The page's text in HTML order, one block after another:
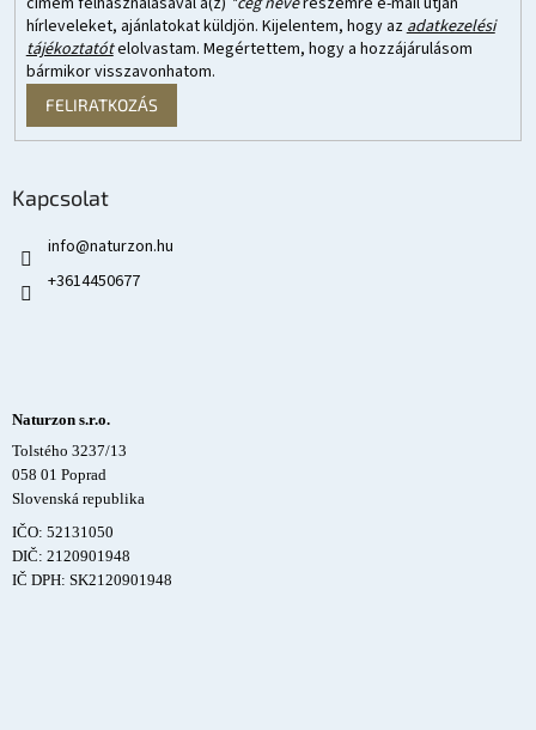
hírleveleket, ajánlatokat küldjön. Kijelentem, hogy azadatkezelési
tájékoztatótelolvastam. Megértettem, hogy a hozzájárulásom
bármikor visszavonhatom.
FELIRATKOZÁS
Kapcsolat
info@naturzon.hu
+3614450677
Naturzon s.r.o.
Tolstého 3237/13
058 01 Poprad
Slovenská republika
IČO: 52131050
DIČ: 2120901948
IČ DPH: SK2120901948